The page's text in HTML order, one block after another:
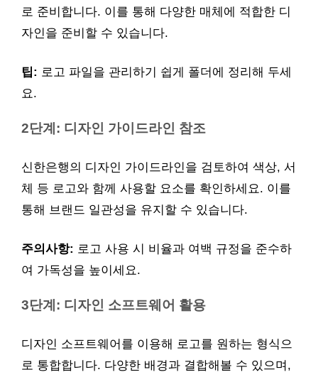
로 준비합니다. 이를 통해 다양한 매체에 적합한 디
자인을 준비할 수 있습니다.
팁: 로고 파일을 관리하기 쉽게 폴더에 정리해 두세
요.
2단계: 디자인 가이드라인 참조
신한은행의 디자인 가이드라인을 검토하여 색상, 서
체 등 로고와 함께 사용할 요소를 확인하세요. 이를
통해 브랜드 일관성을 유지할 수 있습니다.
주의사항: 로고 사용 시 비율과 여백 규정을 준수하
여 가독성을 높이세요.
3단계: 디자인 소프트웨어 활용
디자인 소프트웨어를 이용해 로고를 원하는 형식으
로 통합합니다. 다양한 배경과 결합해볼 수 있으며,